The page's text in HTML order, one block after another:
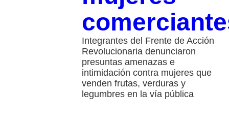
Integrantes del Frente de Acción
Revolucionaria denunciaron
presuntas amenazas e
intimidación contra mujeres que
venden frutas, verduras y
legumbres en la vía pública